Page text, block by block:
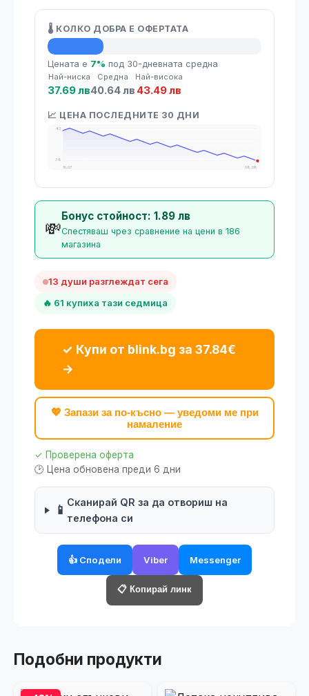
🌡️ КОЛКО ДОБРА Е ОФЕРТАТА
💡 Средна цена
Цената е 7% под 30-дневната средна
Най-ниска
37.69 лв
Средна
40.64 лв
Най-висока
43.49 лв
📈 ЦЕНА ПОСЛЕДНИТЕ 30 ДНИ
43
38
10.07
08.08
💸
Бонус стойност: 1.89 лв
Спестяваш чрез сравнение на цени в 186
магазина
13 души разглеждат сега
🔥 61 купиха тази седмица
✓ Купи от blink.bg за 37.84€
→
💖 Запази за по-късно — уведоми ме при
намаление
✓ Проверена оферта
🕑 Цена обновена преди 6 дни
📱
Сканирай QR за да отвориш на
телефона си
👍 Сподели Viber Messenger
📋 Копирай линк
Подобни продукти